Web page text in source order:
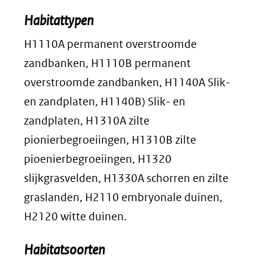
Habitattypen
H1110A permanent overstroomde
zandbanken, H1110B permanent
overstroomde zandbanken, H1140A Slik-
en zandplaten, H1140B) Slik- en
zandplaten, H1310A zilte
pionierbegroeiingen, H1310B zilte
pioenierbegroeiingen, H1320
slijkgrasvelden, H1330A schorren en zilte
graslanden, H2110 embryonale duinen,
H2120 witte duinen.
Habitatsoorten